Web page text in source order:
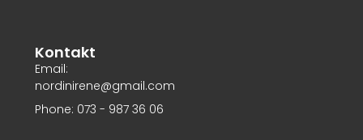
Kontakt
Email:
nordinirene@gmail.com
Phone: 073 - 987 36 06